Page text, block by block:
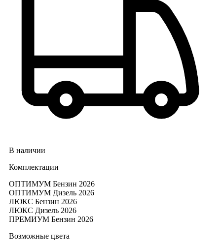
В наличии
Комплектации
ОПТИМУМ Бензин 2026
ОПТИМУМ Дизель 2026
ЛЮКС Бензин 2026
ЛЮКС Дизель 2026
ПРЕМИУМ Бензин 2026
Возможные цвета